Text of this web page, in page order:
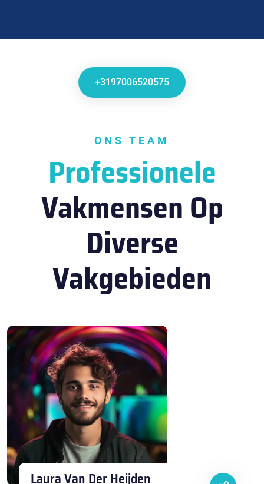
+3197006520575
ONS TEAM
Professionele
Vakmensen Op
Diverse
Vakgebieden
Laura Van Der Heijden